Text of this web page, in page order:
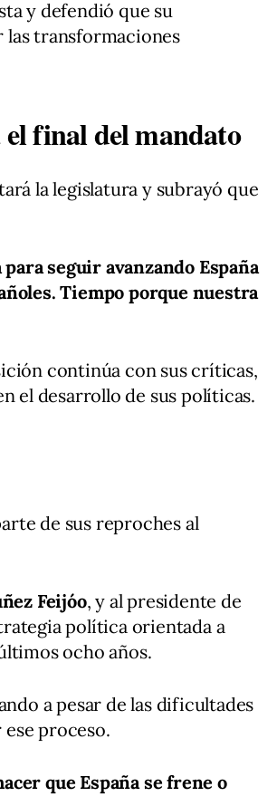
y defendió que su
las transformaciones
final del mandato
la legislatura y subrayó que
seguir avanzando España
Tiempo porque nuestra
continúa con sus críticas,
el desarrollo de sus políticas.
de sus reproches al
Feijóo, y al presidente de
política orientada a
ocho años.
a pesar de las dificultades
proceso.
que España se frene o